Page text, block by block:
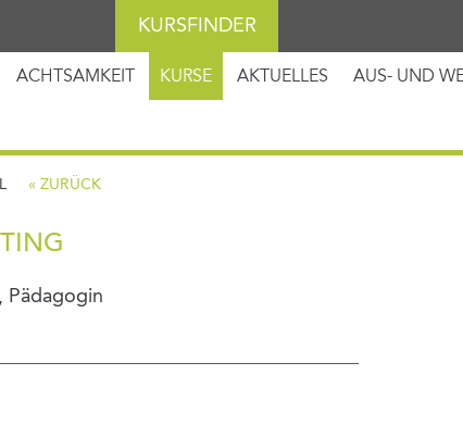
KURSFINDER
ACHTSAMKEIT KURSE AKTUELLES AUS- UND
« ZURÜCK
Pädagogin